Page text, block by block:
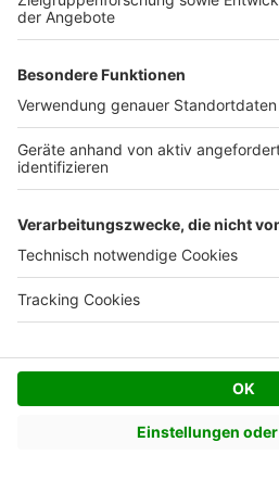
Modernes Haus bauen
Satteldach bauen
Walmdach bauen
Pultdach bauen
Zeltdach bauen
Mit Bauträger bauen
Mit Fertighausanbieter bauen